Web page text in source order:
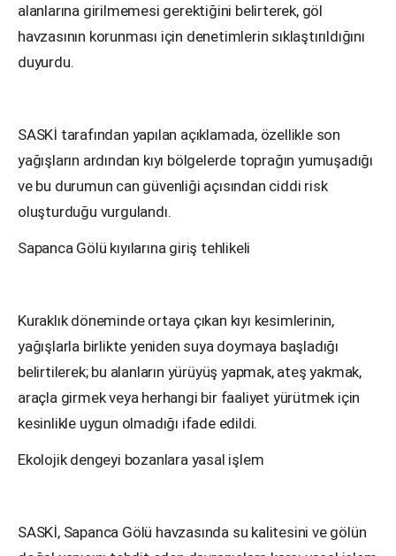
alanlarına girilmemesi gerektiğini belirterek, göl
havzasının korunması için denetimlerin sıklaştırıldığını
duyurdu.
SASKİ tarafından yapılan açıklamada, özellikle son
yağışların ardından kıyı bölgelerde toprağın yumuşadığı
ve bu durumun can güvenliği açısından ciddi risk
oluşturduğu vurgulandı.
Sapanca Gölü kıyılarına giriş tehlikeli
Kuraklık döneminde ortaya çıkan kıyı kesimlerinin,
yağışlarla birlikte yeniden suya doymaya başladığı
belirtilerek; bu alanların yürüyüş yapmak, ateş yakmak,
araçla girmek veya herhangi bir faaliyet yürütmek için
kesinlikle uygun olmadığı ifade edildi.
Ekolojik dengeyi bozanlara yasal işlem
SASKİ, Sapanca Gölü havzasında su kalitesini ve gölün